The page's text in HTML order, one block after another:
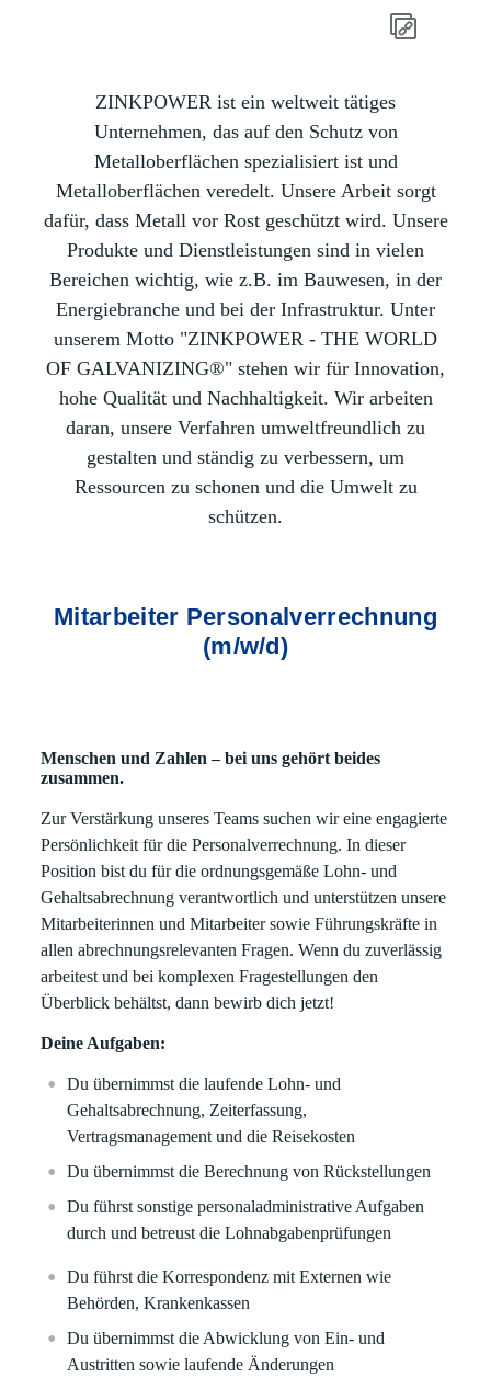
ZINKPOWER ist ein weltweit tätiges
Unternehmen, das auf den Schutz von
Metalloberflächen spezialisiert ist und
Metalloberflächen veredelt. Unsere Arbeit sorgt
dafür, dass Metall vor Rost geschützt wird. Unsere
Produkte und Dienstleistungen sind in vielen
Bereichen wichtig, wie z.B. im Bauwesen, in der
Energiebranche und bei der Infrastruktur. Unter
unserem Motto "ZINKPOWER - THE WORLD
OF GALVANIZING®" stehen wir für Innovation,
hohe Qualität und Nachhaltigkeit. Wir arbeiten
daran, unsere Verfahren umweltfreundlich zu
gestalten und ständig zu verbessern, um
Ressourcen zu schonen und die Umwelt zu
schützen.
Mitarbeiter Personalverrechnung
(m/w/d)
Menschen und Zahlen – bei uns gehört beides
zusammen.
Zur Verstärkung unseres Teams suchen wir eine engagierte
Persönlichkeit für die Personalverrechnung. In dieser
Position bist du für die ordnungsgemäße Lohn- und
Gehaltsabrechnung verantwortlich und unterstützen unsere
Mitarbeiterinnen und Mitarbeiter sowie Führungskräfte in
allen abrechnungsrelevanten Fragen. Wenn du zuverlässig
arbeitest und bei komplexen Fragestellungen den
Überblick behältst, dann bewirb dich jetzt!
Deine Aufgaben:
Du übernimmst die laufende Lohn- und
Gehaltsabrechnung, Zeiterfassung,
Vertragsmanagement und die Reisekosten
Du übernimmst die Berechnung von Rückstellungen
Du führst sonstige personaladministrative Aufgaben
durch und betreust die Lohnabgabenprüfungen
Du führst die Korrespondenz mit Externen wie
Behörden, Krankenkassen
Du übernimmst die Abwicklung von Ein- und
Austritten sowie laufende Änderungen